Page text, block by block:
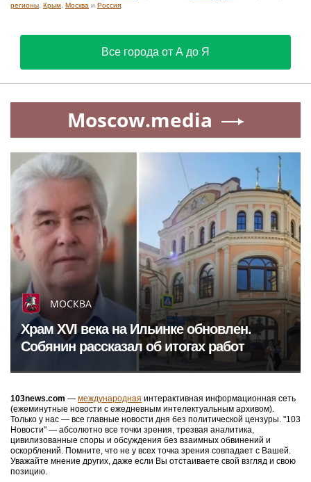
регионы Крым Москва и Россия
Все города от А до Я
Moscow.media
МОСКВА
Храм XVI века на Ильинке обновлен.
Собянин рассказал об итогах работ
103news.com — международная интерактивная информационная сеть
(ежеминутные новости с ежедневным интелектуальным архивом).
Только у нас — все главные новости дня без политической цензуры. "103
Новости" — абсолютно все точки зрения, трезвая аналитика,
цивилизованные споры и обсуждения без взаимных обвинений и
оскорблений. Помните, что не у всех точка зрения совпадает с Вашей.
Уважайте мнение других, даже если Вы отстаиваете свой взгляд и свою
позицию.